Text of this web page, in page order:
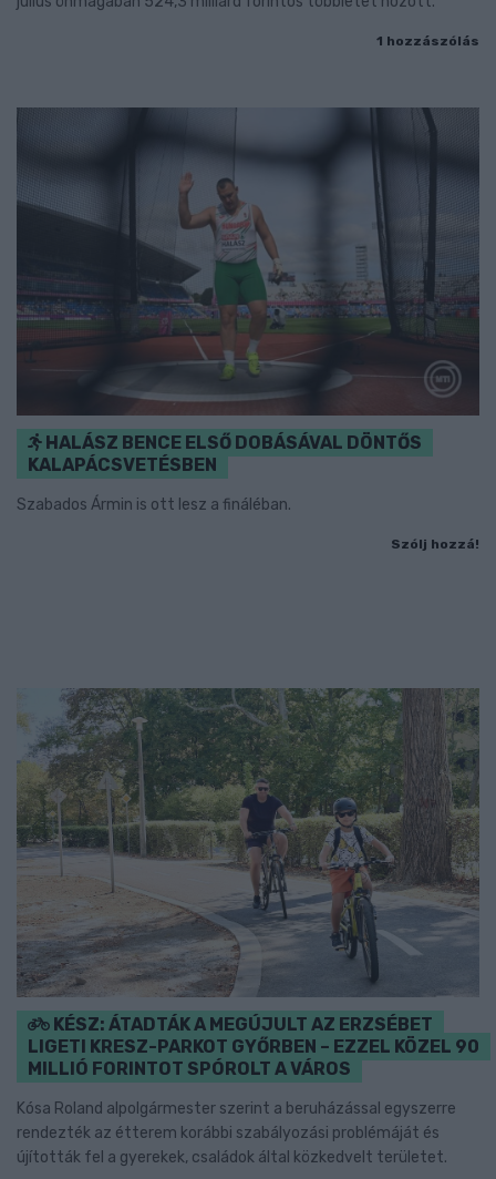
1 hozzászólás
HALÁSZ BENCE ELSŐ DOBÁSÁVAL DÖNTŐS
KALAPÁCSVETÉSBEN
Szabados Ármin is ott lesz a fináléban.
Szólj hozzá!
KÉSZ: ÁTADTÁK A MEGÚJULT AZ ERZSÉBET
LIGETI KRESZ-PARKOT GYŐRBEN – EZZEL KÖZEL 90
MILLIÓ FORINTOT SPÓROLT A VÁROS
Kósa Roland alpolgármester szerint a beruházással egyszerre
rendezték az étterem korábbi szabályozási problémáját és
újították fel a gyerekek, családok által közkedvelt területet.